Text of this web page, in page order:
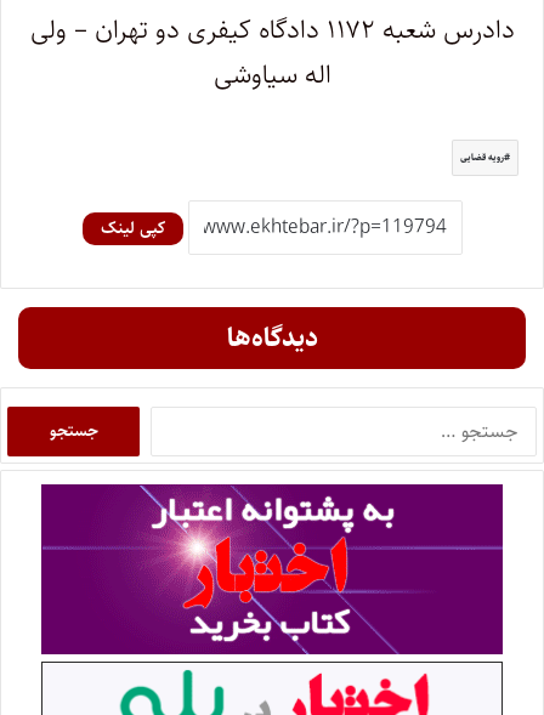
دادرس شعبه ۱۱۷۲ دادگاه کیفری دو تهران – ولی
اله سیاوشی
رویه قضایی
کپی لینک
دیدگاه‌ها